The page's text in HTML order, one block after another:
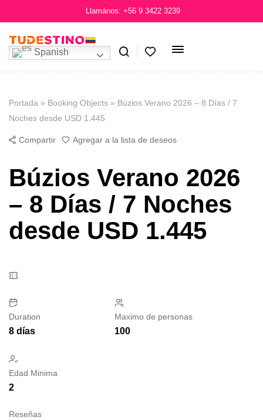
Llamános: +56 9 3422 3239
Spanish
Portada » Booking Objects » Búzios Verano 2026 – 8 Días / 7
Noches desde USD 1.445
Compartir Agregar a la lista de deseos
Búzios Verano 2026
– 8 Días / 7 Noches
desde USD 1.445
Duration
8 días
Maximo de personas
100
Edad Minima
2
Reseñas